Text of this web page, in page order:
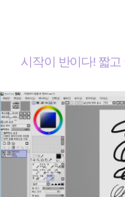
시작이 반이다! 짧